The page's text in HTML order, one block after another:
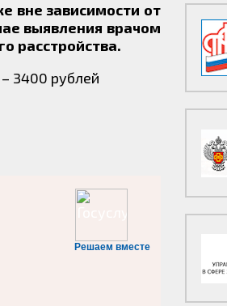
вне зависимости от
выявления врачом
расстройства.
– 3400 рублей
Решаем вместе